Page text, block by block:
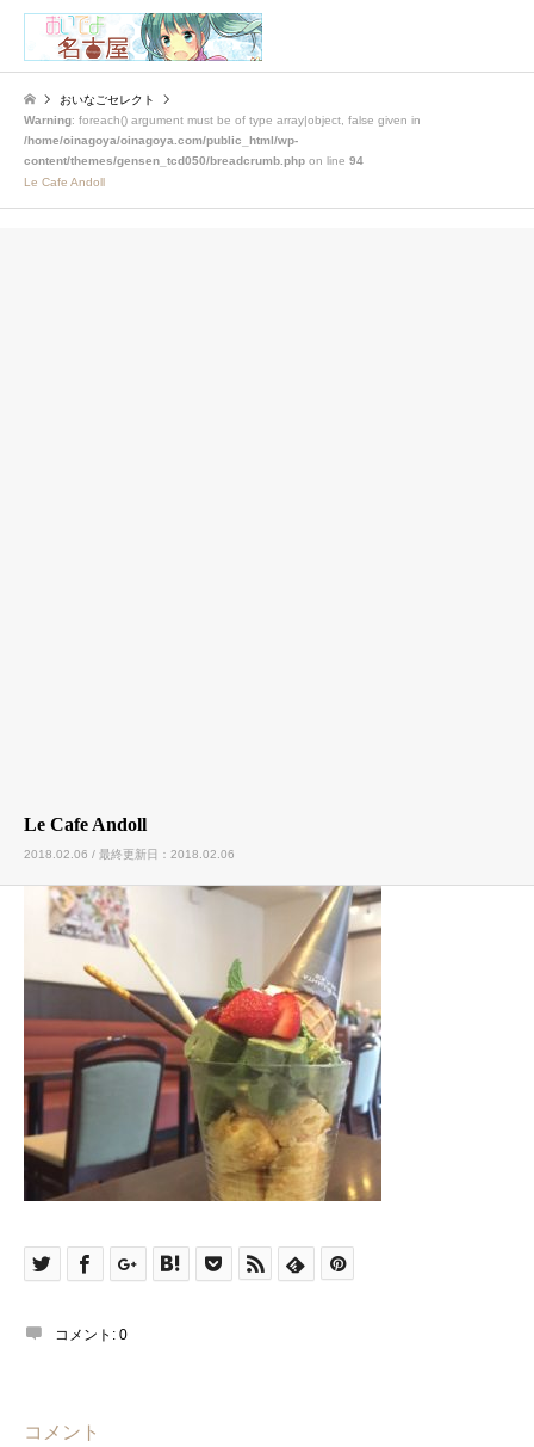
おいなごセレクト
Warning: foreach() argument must be of type array|object, false given in
/home/oinagoya/oinagoya.com/public_html/wp-
content/themes/gensen_tcd050/breadcrumb.php on line 94
Le Cafe Andoll
Le Cafe Andoll
2018.02.06 / 最終更新日：2018.02.06
コメント: 0
コメント